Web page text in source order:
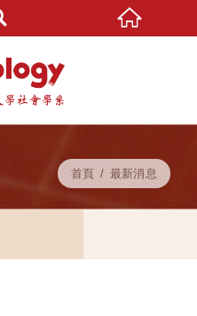
首頁 最新消息